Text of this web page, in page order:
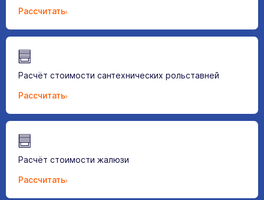
Рассчитать
Расчёт стоимости сантехнических рольставней
Рассчитать
Расчёт стоимости жалюзи
Рассчитать